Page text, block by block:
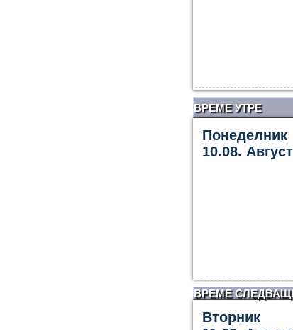
ВРЕМЕ УТРЕ
Понеделник
10.08. Август
ВРЕМЕ
Вторник